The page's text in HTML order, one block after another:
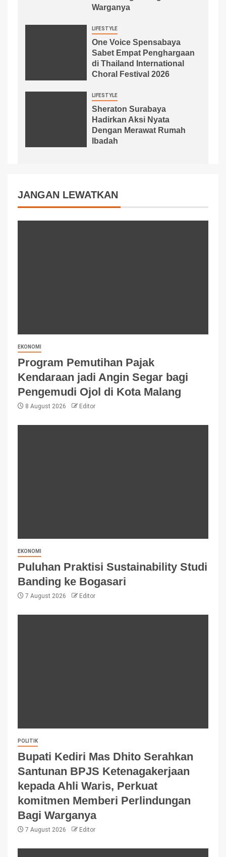
Warganya
LIFESTYLE
One Voice Spensabaya
Sabet Empat Penghargaan
di Thailand International
Choral Festival 2026
LIFESTYLE
Sheraton Surabaya
Hadirkan Aksi Nyata
Dengan Merawat Rumah
Ibadah
JANGAN LEWATKAN
EKONOMI
Program Pemutihan Pajak
Kendaraan jadi Angin Segar bagi
Pengemudi Ojol di Kota Malang
8 August 2026 Editor
EKONOMI
Puluhan Praktisi Sustainability Studi
Banding ke Bogasari
7 August 2026 Editor
POLITIK
Bupati Kediri Mas Dhito Serahkan
Santunan BPJS Ketenagakerjaan
kepada Ahli Waris, Perkuat
komitmen Memberi Perlindungan
Bagi Warganya
7 August 2026 Editor